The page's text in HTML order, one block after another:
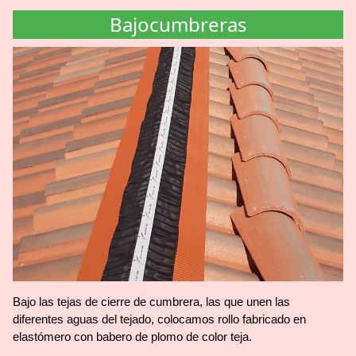
Bajocumbreras
Bajo las tejas de cierre de cumbrera, las que unen las
diferentes aguas del tejado, colocamos rollo fabricado en
elastómero con babero de plomo de color teja.